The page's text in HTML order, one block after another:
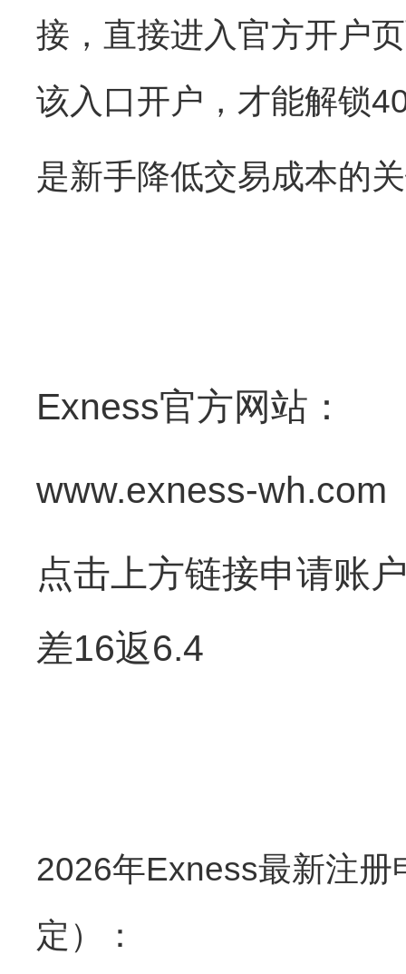
接，直接进入官方开户
该入口开户，才能解锁
是新手降低交易成本的
Exness官方网站：
www.exness-wh.com
点击上方链接申请账
差16返6.4
2026年Exness最新注册
定）：